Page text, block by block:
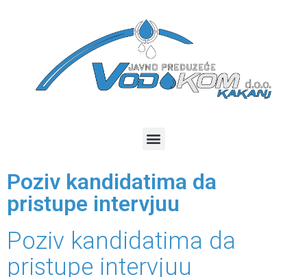
Poziv kandidatima da
pristupe intervjuu
Poziv kandidatima da
pristupe intervjuu